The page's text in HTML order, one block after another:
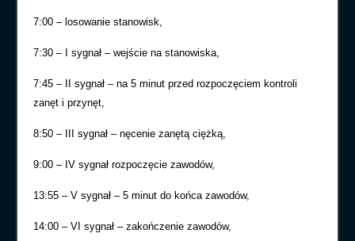
7:00 – losowanie stanowisk,
7:30 – I sygnał – wejście na stanowiska,
7:45 – II sygnał – na 5 minut przed rozpoczęciem kontroli
zanęt i przynęt,
8:50 – III sygnał – nęcenie zanętą ciężką,
9:00 – IV sygnał rozpoczęcie zawodów,
13:55 – V sygnał – 5 minut do końca zawodów,
14:00 – VI sygnał – zakończenie zawodów,